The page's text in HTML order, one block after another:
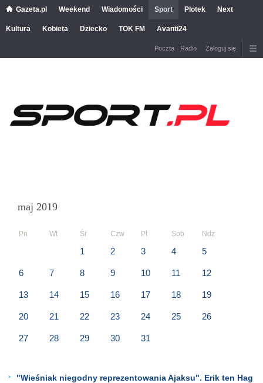
Gazeta.pl Weekend Wiadomości Sport Plotek Next
Kultura Kobieta Dziecko TOK FM Avanti24
Poczta Radio Zaloguj się
maj 2019
Pn Wt Śr Czw Pt Sob Ndz
1 2 3 4 5
6 7 8 9 10 11 12
13 14 15 16 17 18 19
20 21 22 23 24 25 26
27 28 29 30 31
"Wieśniak niegodny reprezentowania Ajaksu". Erik ten Hag